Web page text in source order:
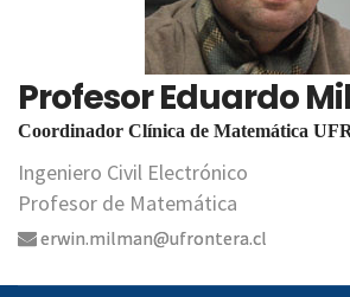
Profesor Eduardo
Coordinador Clínica de Matemática
Ingeniero Civil Electrónico
Profesor de Matemática
erwin.milman@ufrontera.cl